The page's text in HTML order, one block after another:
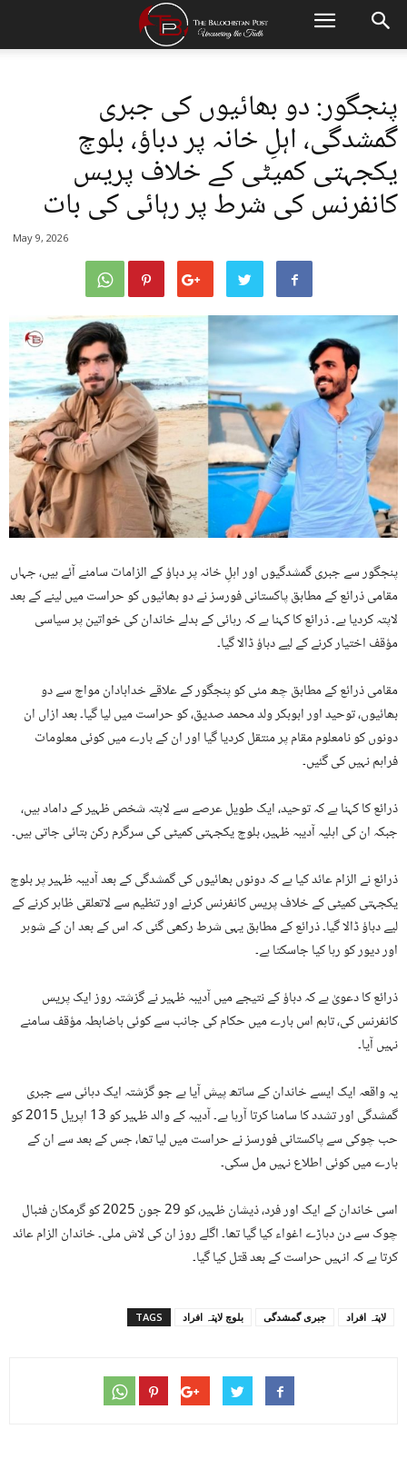
پنجگور: دو بھائیوں کی جبری
گمشدگی، اہلِ خانہ پر دباؤ، بلوچ
یکجہتی کمیٹی کے خلاف پریس
کانفرنس کی شرط پر رہائی کی بات
May 9, 2026
پنجگور سے جبری گمشدگیوں اور اہلِ خانہ پر دباؤ کے الزامات سامنے آئے ہیں، جہاں
مقامی ذرائع کے مطابق پاکستانی فورسز نے دو بھائیوں کو حراست میں لینے کے بعد
لاپتہ کردیا ہے۔ ذرائع کا کہنا ہے کہ رہائی کے بدلے خاندان کی خواتین پر سیاسی
مؤقف اختیار کرنے کے لیے دباؤ ڈالا گیا۔
مقامی ذرائع کے مطابق چھ مئی کو پنجگور کے علاقے خدابادان مواچ سے دو
بھائیوں، توحید اور ابوبکر ولد محمد صدیق، کو حراست میں لیا گیا۔ بعد ازاں ان
دونوں کو نامعلوم مقام پر منتقل کردیا گیا اور ان کے بارے میں کوئی معلومات
فراہم نہیں کی گئیں۔
ذرائع کا کہنا ہے کہ توحید، ایک طویل عرصے سے لاپتہ شخص ظہیر کے داماد ہیں،
جبکہ ان کی اہلیہ آدیبہ ظہیر، بلوچ یکجہتی کمیٹی کی سرگرم رکن بتائی جاتی ہیں۔
ذرائع نے الزام عائد کیا ہے کہ دونوں بھائیوں کی گمشدگی کے بعد آدیبہ ظہیر پر بلوچ
یکجہتی کمیٹی کے خلاف پریس کانفرنس کرنے اور تنظیم سے لاتعلقی ظاہر کرنے کے
لیے دباؤ ڈالا گیا۔ ذرائع کے مطابق یہی شرط رکھی گئی کہ اس کے بعد ان کے شوہر
اور دیور کو رہا کیا جاسکتا ہے۔
ذرائع کا دعویٰ ہے کہ دباؤ کے نتیجے میں آدیبہ ظہیر نے گزشتہ روز ایک پریس
کانفرنس کی، تاہم اس بارے میں حکام کی جانب سے کوئی باضابطہ مؤقف سامنے
نہیں آیا۔
یہ واقعہ ایک ایسے خاندان کے ساتھ پیش آیا ہے جو گزشتہ ایک دہائی سے جبری
گمشدگی اور تشدد کا سامنا کرتا آرہا ہے۔ آدیبہ کے والد ظہیر کو 13 اپریل 2015 کو
حب چوکی سے پاکستانی فورسز نے حراست میں لیا تھا، جس کے بعد سے ان کے
بارے میں کوئی اطلاع نہیں مل سکی۔
اسی خاندان کے ایک اور فرد، ذیشان ظہیر، کو 29 جون 2025 کو گرمکان فٹبال
چوک سے دن دہاڑے اغواء کیا گیا تھا۔ اگلے روز ان کی لاش ملی۔ خاندان الزام عائد
کرتا ہے کہ انہیں حراست کے بعد قتل کیا گیا۔
TAGS بلوچ لاپتہ افراد جبری گمشدگی لاپتہ افراد